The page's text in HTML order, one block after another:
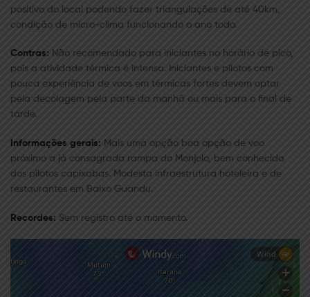
positivo do local podendo fazer triangulações de até 40km,
condição de micro-clima funcionando o ano todo.
Contras: Não recomendado para iniciantes no horário de pico,
pois a atividade térmica é intensa. Iniciantes e pilotos com
pouca experiência de voos em térmicas fortes devem optar
pela decolagem pela parte da manhã ou mais para o final de
tarde.
Informações gerais: Mais uma opção boa opção de voo
próximo a já consagrada rampa do Monjolo, bem conhecida
dos pilotos capixabas. Modesta infraestrutura hoteleira e de
restaurantes em Baixo Guandu.
Recordes: Sem registro até o momento.